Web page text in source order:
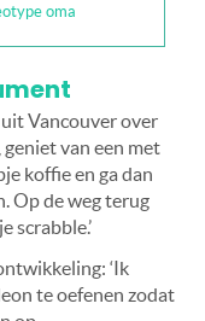
oma
uit Vancouver over
geniet van een met
koffie en ga dan
Op de weg terug
scrabble.’
‘Ik
te oefenen zodat